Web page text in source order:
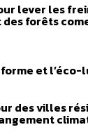
lever les
forêts
et
des villes